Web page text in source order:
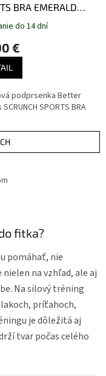
BRA EMERALD
– športová
zelená
do 14 dní
€
podprsenka Better
SPORTS BRA
fitka?
pomáhať, nie
na vzhľad, ale aj
Na silový tréning
príťahoch,
je dôležitá aj
tvar počas celého